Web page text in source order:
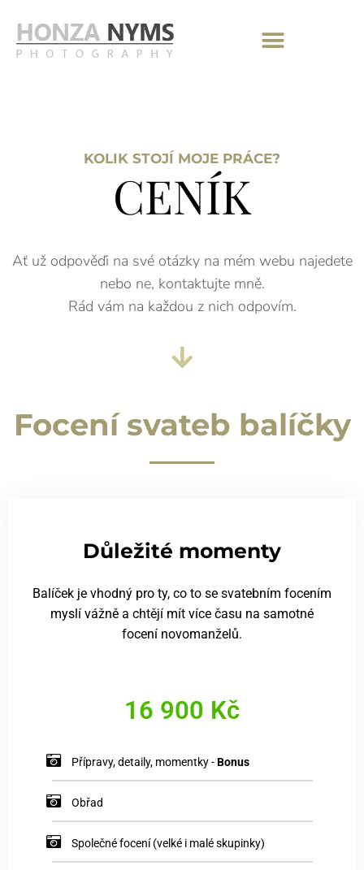
KOLIK STOJÍ MOJE PRÁCE?
CENÍK
Ať už odpověďi na své otázky na mém webu najedete
nebo ne, kontaktujte mně.
Rád vám na každou z nich odpovím.
Focení svateb balíčky
Důležité momenty
Balíček je vhodný pro ty, co to se svatebním focením
myslí vážně a chtějí mít více času na samotné
focení novomanželů.
16 900 Kč
Přípravy, detaily, momentky -Bonus
Obřad
Společné focení (velké i malé skupinky)